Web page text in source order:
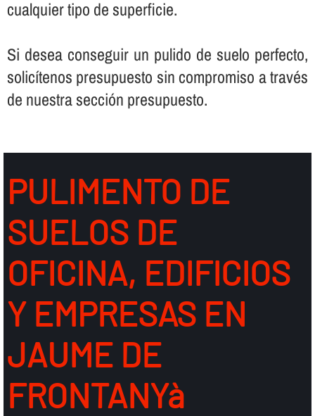
cualquier tipo de superficie.
Si desea conseguir un pulido de suelo perfecto,
solicí­tenos presupuesto sin compromiso a través
de nuestra sección presupuesto.
PULIMENTO DE
SUELOS DE
OFICINA, EDIFICIOS
Y EMPRESAS EN
JAUME DE
FRONTANYà